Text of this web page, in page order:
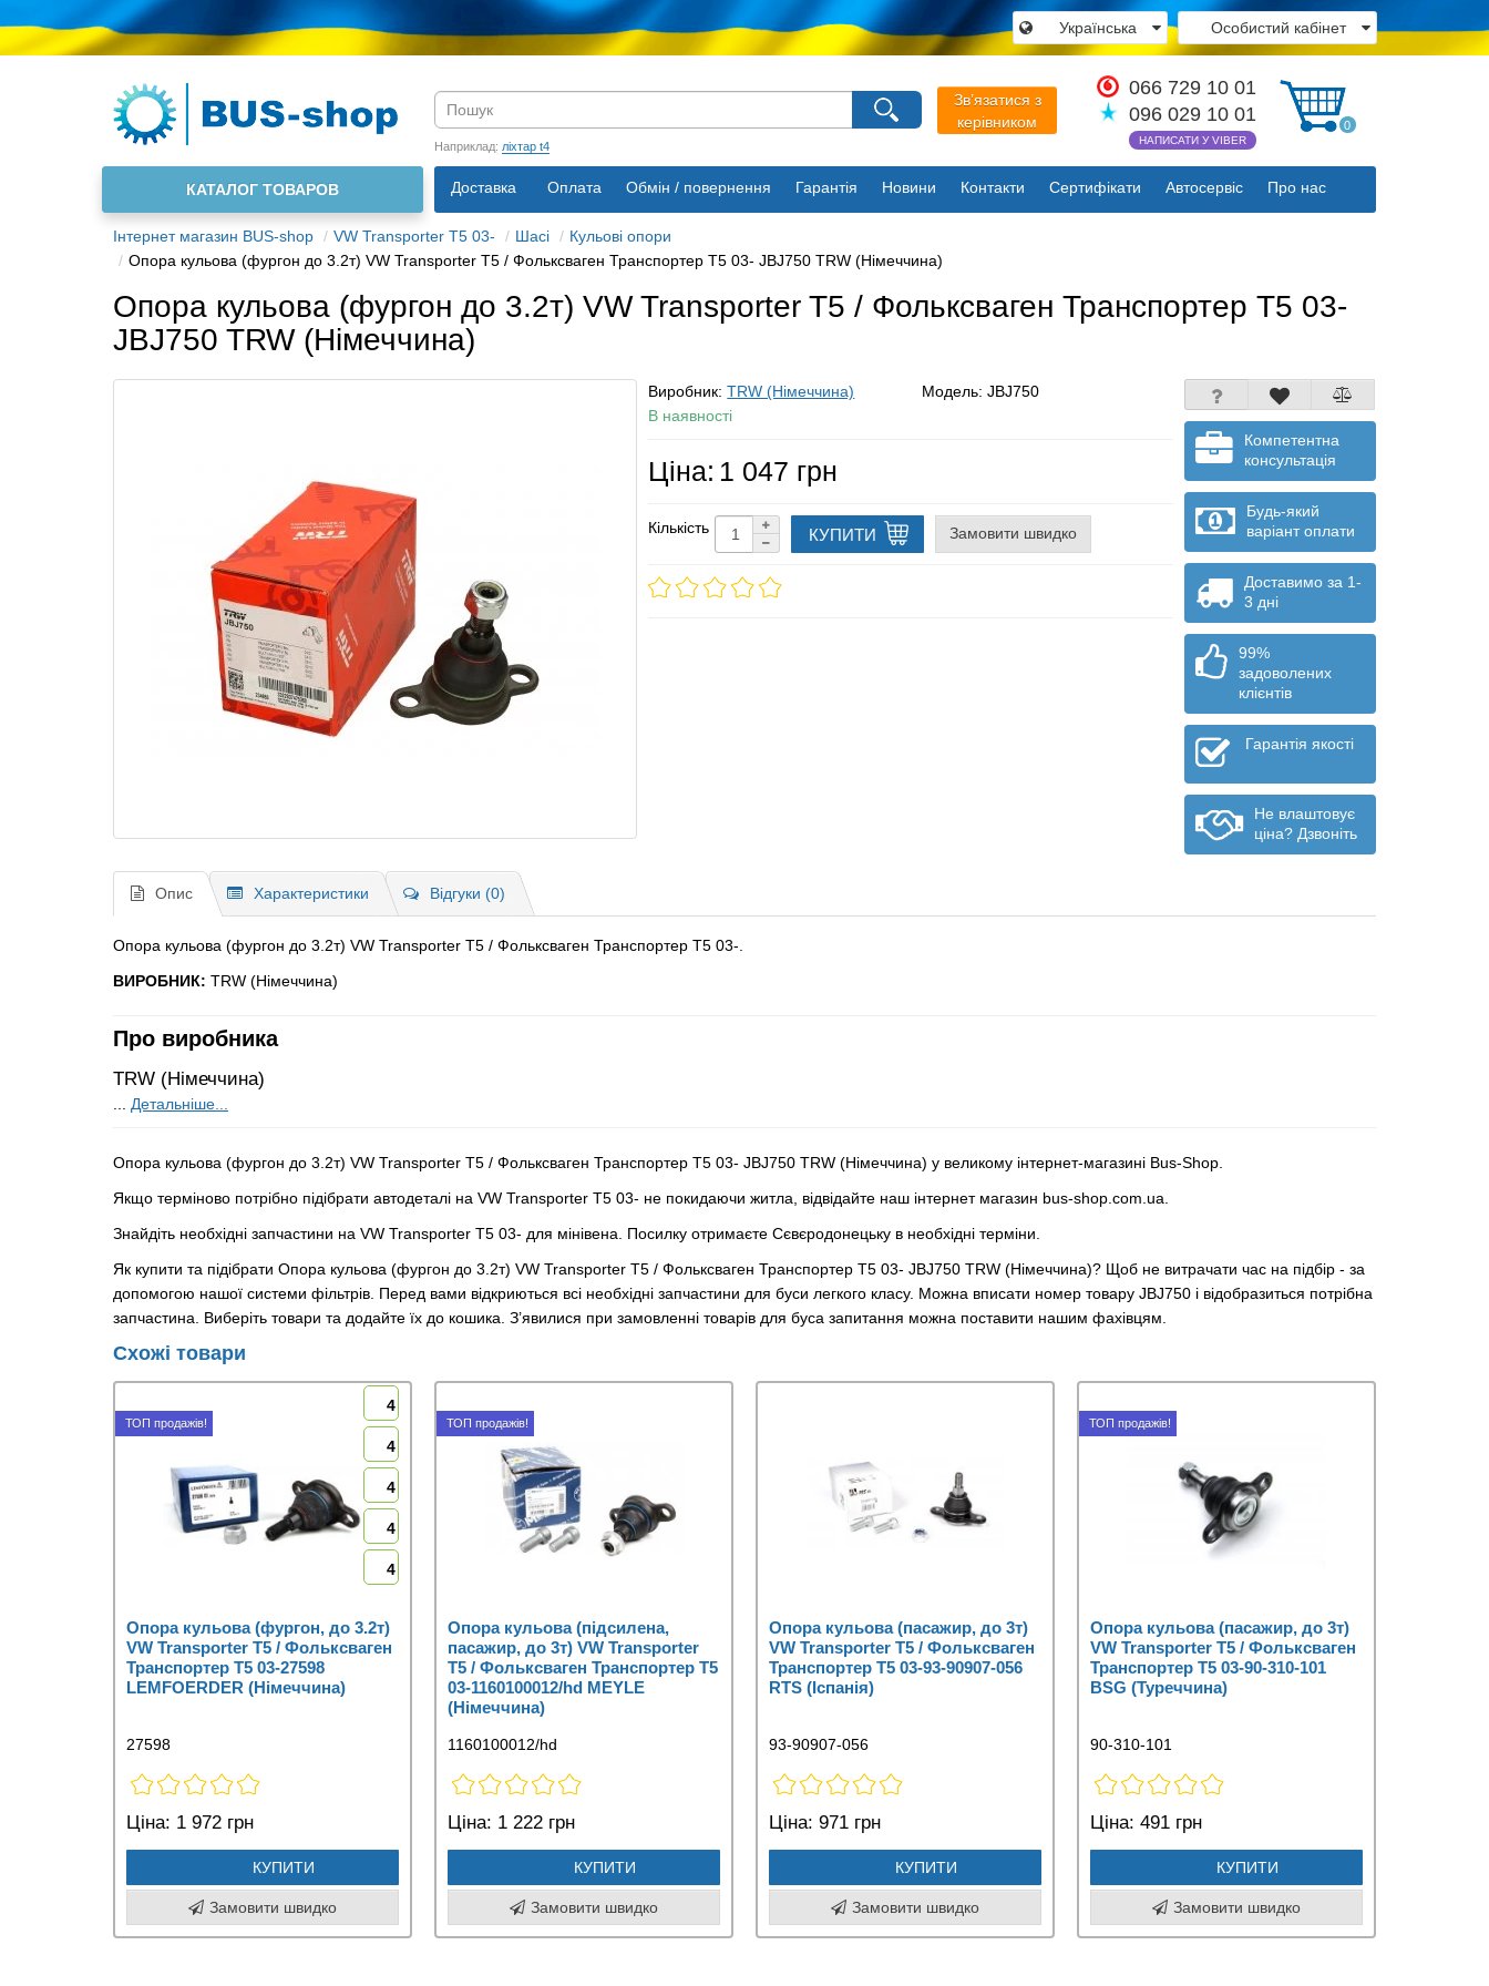
Особистий кабінет
Українська
Зв’язатися з
керівником
066 729 10 01
096 029 10 01
НАПИСАТИ У VIBER
0
Наприклад: ліхтар t4
Доставка Оплата Обмін / повернення Гарантія Новини Контакти Сертифікати Автосервіс Про нас
КАТАЛОГ ТОВАРОВ
Інтернет магазин BUS-shop VW Transporter T5 03- Шасі
Кульові опори
Опора кульова (фургон до 3.2т) VW Transporter T5 / Фольксваген Транспортер Т5 03- JBJ750 TRW (Німеччина)
×
Мова магазину
Опора кульова (фургон до 3.2т) VW Transporter T5 / Фольксваген Транспортер Т5 03-
JBJ750 TRW (Німеччина)
Виробник:TRW (Німеччина) Модель: JBJ750
В наявності
Ціна: 1 047 грн
Кількість КУПИТИ Замовити швидко
Компетентна
консультація
Будь-який
варіант оплати
Доставимо за 1-
3 дні
99%
задоволених
клієнтів
Гарантія якості
Не влаштовує
ціна? Дзвоніть
Опис Характеристики Відгуки (0)
Опора кульова (фургон до 3.2т) VW Transporter T5 / Фольксваген Транспортер Т5 03-.
ВИРОБНИК: TRW (Німеччина)
Про виробника
TRW (Німеччина)
Детальніше...
Опора кульова (фургон до 3.2т) VW Transporter T5 / Фольксваген Транспортер Т5 03- JBJ750 TRW (Німеччина) у великому інтернет-магазині Bus-Shop.
Якщо терміново потрібно підібрати автодеталі на VW Transporter T5 03- не покидаючи житла, відвідайте наш інтернет магазин bus-shop.com.ua.
Знайдіть необхідні запчастини на VW Transporter T5 03- для мінівена. Посилку отримаєте Сєвєродонецьку в необхідні терміни.
Як купити та підібрати Опора кульова (фургон до 3.2т) VW Transporter T5 / Фольксваген Транспортер Т5 03- JBJ750 TRW (Німеччина)? Щоб не витрачати час на підбір - за
допомогою нашої системи фільтрів. Перед вами відкриються всі необхідні запчастини для буси легкого класу. Можна вписати номер товару JBJ750 і відобразиться потрібна
запчастина. Виберіть товари та додайте їх до кошика. З’явилися при замовленні товарів для буса запитання можна поставити нашим фахівцям.
Схожі товари
ТОП продажів!
4
4
4
4
4
Опора кульова (фургон, до 3.2т)
VW Transporter T5 / Фольксваген
Транспортер Т5 03-27598
LEMFOERDER (Німеччина)
27598
Ціна: 1 972 грн
КУПИТИ
Замовити швидко
ТОП продажів!
Опора кульова (підсилена,
пасажир, до 3т) VW Transporter
T5 / Фольксваген Транспортер Т5
03-1160100012/hd MEYLE
(Німеччина)
1160100012/hd
Ціна: 1 222 грн
КУПИТИ
Замовити швидко
Опора кульова (пасажир, до 3т)
VW Transporter T5 / Фольксваген
Транспортер Т5 03-93-90907-056
RTS (Іспанія)
93-90907-056
Ціна: 971 грн
КУПИТИ
Замовити швидко
ТОП продажів!
Опора кульова (пасажир, до 3т)
VW Transporter T5 / Фольксваген
Транспортер Т5 03-90-310-101
BSG (Туреччина)
90-310-101
Ціна: 491 грн
КУПИТИ
Замовити швидко